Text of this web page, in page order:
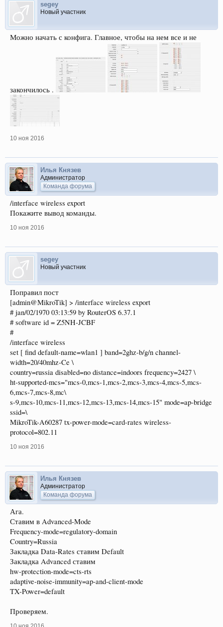
segey
Новый участник
Можно начать с конфига. Главное, чтобы на нем все и не
закончилось .
10 ноя 2016
Илья Князев
Администратор
Команда форума
/interface wireless export
Покажите вывод команды.
10 ноя 2016
segey
Новый участник
Поправил пост
[admin@MikroTik] > /interface wireless export
# jan/02/1970 03:13:59 by RouterOS 6.37.1
# software id = Z5NH-JCBF
#
/interface wireless
set [ find default-name=wlan1 ] band=2ghz-b/g/n channel-
width=20/40mhz-Ce \
country=russia disabled=no distance=indoors frequency=2427 \
ht-supported-mcs="mcs-0,mcs-1,mcs-2,mcs-3,mcs-4,mcs-5,mcs-
6,mcs-7,mcs-8,mc\
s-9,mcs-10,mcs-11,mcs-12,mcs-13,mcs-14,mcs-15" mode=ap-bridge
ssid=\
MikroTik-A60287 tx-power-mode=card-rates wireless-
protocol=802.11
10 ноя 2016
Илья Князев
Администратор
Команда форума
Ага.
Ставим в Advanced-Mode
Frequency-mode=regulatory-domain
Country=Russia
Закладка Data-Rates ставим Default
Закладка Advanced ставим
hw-protection-mode=cts-rts
adaptive-noise-immunity=ap-and-client-mode
TX-Power=default
Проверяем.